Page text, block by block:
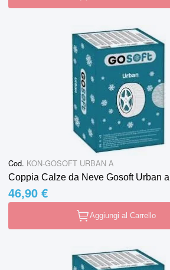
Cod. KON-GOSOFT URBAN A
Coppia Calze da Neve Gosoft Urban a
46,90 €
Aggiungi al Carrello